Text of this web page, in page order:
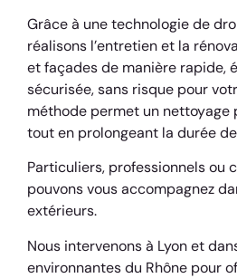
Grâce à une technologie de
réalisons l’entretien et la
et façades de manière rapide,
sécurisée, sans risque pour
méthode permet un nettoyage
tout en prolongeant la durée
Particuliers, professionnels ou
pouvons vous accompagnez
extérieurs.
Nous intervenons à Lyon et
environnantes du Rhône pour